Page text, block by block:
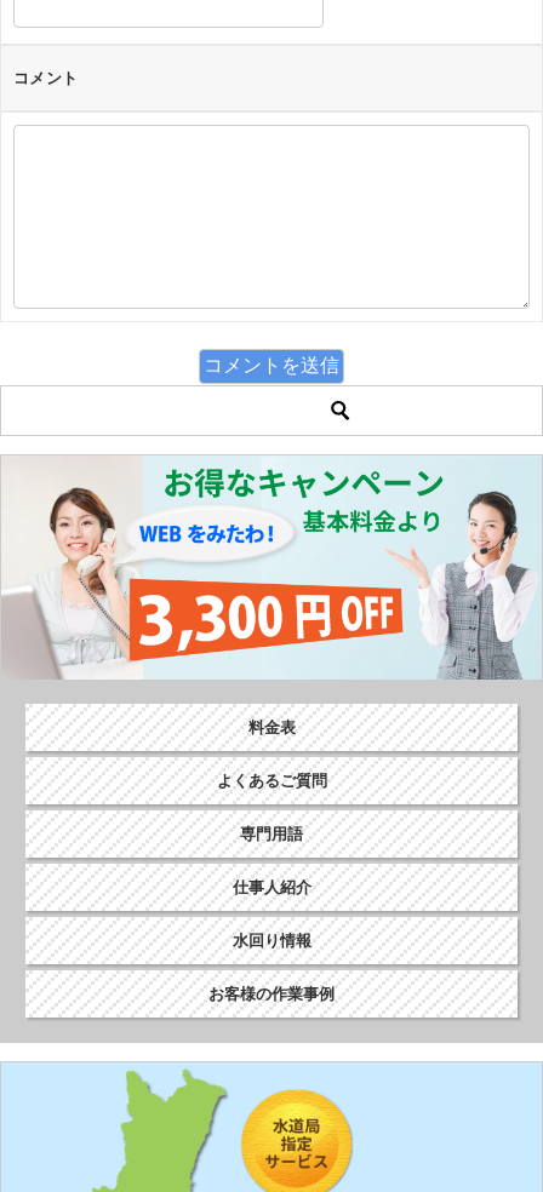
コメント
料金表
よくあるご質問
専門用語
仕事人紹介
水回り情報
お客様の作業事例